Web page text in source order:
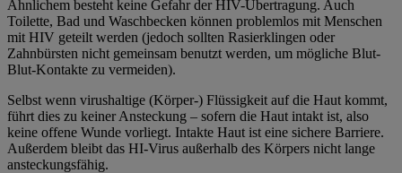
Ähnlichem besteht keine Gefahr der HIV-Übertragung. Auch
Toilette, Bad und Waschbecken können problemlos mit Menschen
mit HIV geteilt werden (jedoch sollten Rasierklingen oder
Zahnbürsten nicht gemeinsam benutzt werden, um mögliche Blut-
Blut-Kontakte zu vermeiden).
Selbst wenn virushaltige (Körper-) Flüssigkeit auf die Haut kommt,
führt dies zu keiner Ansteckung – sofern die Haut intakt ist, also
keine offene Wunde vorliegt. Intakte Haut ist eine sichere Barriere.
Außerdem bleibt das HI-Virus außerhalb des Körpers nicht lange
ansteckungsfähig.